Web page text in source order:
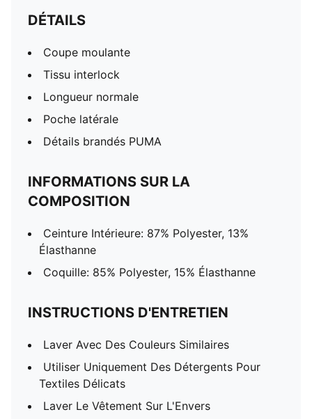
DÉTAILS
Coupe moulante
Tissu interlock
Longueur normale
Poche latérale
Détails brandés PUMA
INFORMATIONS SUR LA
COMPOSITION
Ceinture Intérieure: 87% Polyester, 13%
Élasthanne
Coquille: 85% Polyester, 15% Élasthanne
INSTRUCTIONS D'ENTRETIEN
Laver Avec Des Couleurs Similaires
Utiliser Uniquement Des Détergents Pour
Textiles Délicats
Laver Le Vêtement Sur L'Envers